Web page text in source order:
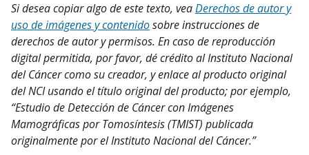
Si desea copiar algo de este texto, veaDerechos de autor y
uso de imágenes y contenidosobre instrucciones de
derechos de autor y permisos. En caso de reproducción
digital permitida, por favor, dé crédito al Instituto Nacional
del Cáncer como su creador, y enlace al producto original
del NCI usando el título original del producto; por ejemplo,
“Estudio de Detección de Cáncer con Imágenes
Mamográficas por Tomosíntesis (TMIST) publicada
originalmente por el Instituto Nacional del Cáncer.”